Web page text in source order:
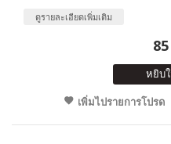
ดูรายละเอียดเพิ่มเติม
หยิบ
เพิ่มไปรายการโปรด